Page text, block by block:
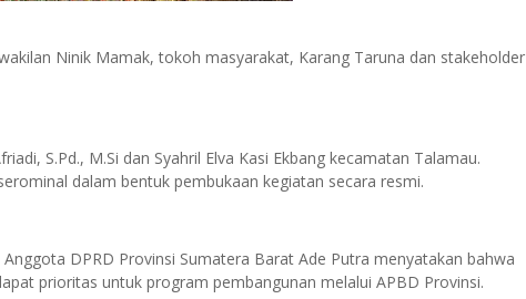
Ninik Mamak, tokoh masyarakat, Karang Taruna dan stakeholder
S.Pd., M.Si dan Syahril Elva Kasi Ekbang kecamatan Talamau.
dalam bentuk pembukaan kegiatan secara resmi.
DPRD Provinsi Sumatera Barat Ade Putra menyatakan bahwa
prioritas untuk program pembangunan melalui APBD Provinsi.